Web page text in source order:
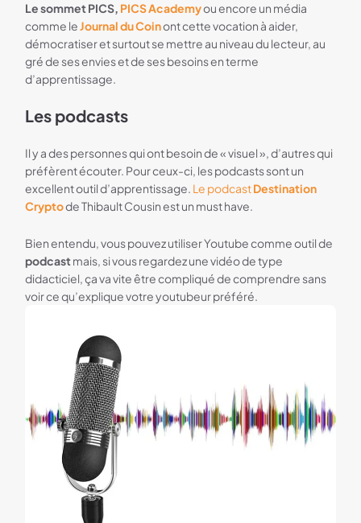
Le sommet PICS, PICS Academyou encore un média
comme leJournal du Coinont cette vocation à aider,
démocratiser et surtout se mettre au niveau du lecteur, au
gré de ses envies et de ses besoins en terme
d’apprentissage.
Les podcasts
Il y a des personnes qui ont besoin de « visuel », d’autres qui
préfèrent écouter. Pour ceux-ci, les podcasts sont un
excellent outil d’apprentissage. Le podcastDestination
Cryptode Thibault Cousin est un must have.
Bien entendu, vous pouvez utiliser Youtube comme outil de
podcastmais, si vous regardez une vidéo de type
didacticiel, ça va vite être compliqué de comprendre sans
voir ce qu’explique votre youtubeur préféré.